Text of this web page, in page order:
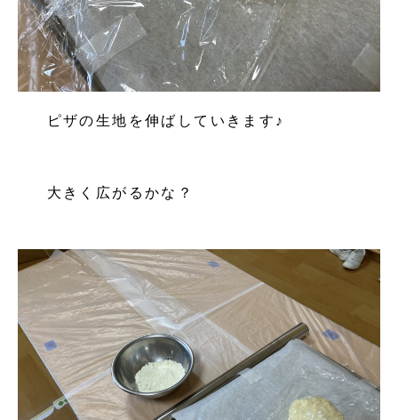
ピザの生地を伸ばしていきます♪
大きく広がるかな？